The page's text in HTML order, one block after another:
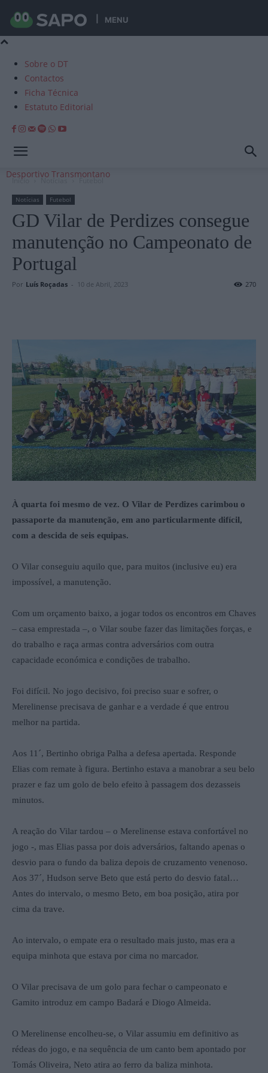
MENU
Sobre o DT
Contactos
Ficha Técnica
Estatuto Editorial
Desportivo Transmontano
Início Notícias Futebol
Notícias Futebol
GD Vilar de Perdizes consegue
manutenção no Campeonato de
Portugal
Por Luís Roçadas - 10 de Abril, 2023 270
À quarta foi mesmo de vez. O Vilar de Perdizes carimbou o
passaporte da manutenção, em ano particularmente difícil,
com a descida de seis equipas.
O Vilar conseguiu aquilo que, para muitos (inclusive eu) era
impossível, a manutenção.
Com um orçamento baixo, a jogar todos os encontros em Chaves
– casa emprestada –, o Vilar soube fazer das limitações forças, e
do trabalho e raça armas contra adversários com outra
capacidade económica e condições de trabalho.
Foi difícil. No jogo decisivo, foi preciso suar e sofrer, o
Merelinense precisava de ganhar e a verdade é que entrou
melhor na partida.
Aos 11´, Bertinho obriga Palha a defesa apertada. Responde
Elias com remate à figura. Bertinho estava a manobrar a seu belo
prazer e faz um golo de belo efeito à passagem dos dezasseis
minutos.
A reação do Vilar tardou – o Merelinense estava confortável no
jogo -, mas Elias passa por dois adversários, faltando apenas o
desvio para o fundo da baliza depois de cruzamento venenoso.
Aos 37´, Hudson serve Beto que está perto do desvio fatal…
Antes do intervalo, o mesmo Beto, em boa posição, atira por
cima da trave.
Ao intervalo, o empate era o resultado mais justo, mas era a
equipa minhota que estava por cima no marcador.
O Vilar precisava de um golo para fechar o campeonato e
Gamito introduz em campo Badará e Diogo Almeida.
O Merelinense encolheu-se, o Vilar assumiu em definitivo as
rédeas do jogo, e na sequência de um canto bem apontado por
Tomás Oliveira, Neto atira ao ferro da baliza minhota.